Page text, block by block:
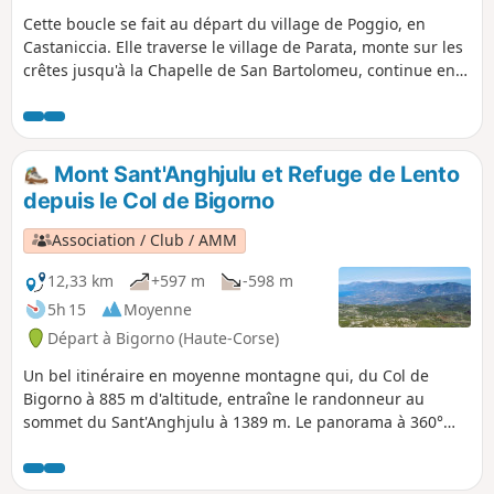
de la raccourcir en évitant de faire l'aller-
retour au sommet du San Petrone depuis le
Col de Bocca di San Pietro. Néanmoins, cela
avec des paysages variés et des vues
dégagées.
Cette boucle se fait au départ du village de Poggio, en
Castaniccia. Elle traverse le village de Parata, monte sur les
crêtes jusqu'à la Chapelle de San Bartolomeu, continue en
Zucarello, avant de passer devant la Chapelle San Giorgio et
de retrouver Poggio. Une grande partie de la boucle se fait
sur les crêtes, ce qui permet d'avoir une vue dégagée de
part et d'autre des vallées. Le parcours boisé rend la
randonnée très agréable, surtout en période estivale.
Mont Sant'Anghjulu et Refuge de Lento
depuis le Col de Bigorno
Association / Club / AMM
12,33 km
+597 m
-598 m
5h 15
Moyenne
Départ à Bigorno (Haute-Corse)
Un bel itinéraire en moyenne montagne qui, du Col de
Bigorno à 885 m d'altitude, entraîne le randonneur au
sommet du Sant'Anghjulu à 1389 m. Le panorama à 360°
culminants de Corse du Sud. Tout proche, le Refuge de